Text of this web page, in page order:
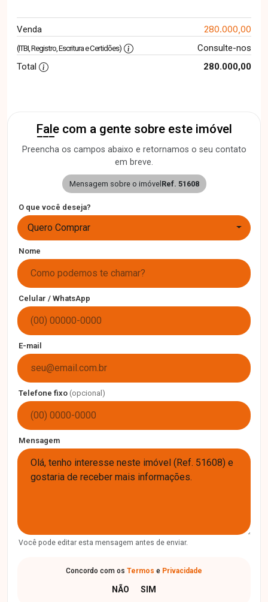
Venda 280.000,00
(ITBI, Registro, Escritura e Certidões)
Consulte-nos
Total
280.000,00
Fale com a gente sobre este imóvel
Preencha os campos abaixo e retornamos o seu contato
em breve.
Mensagem sobre o imóvelRef. 51608
O que você deseja?
Quero Comprar
Nome
Celular / WhatsApp
E-mail
Telefone fixo (opcional)
Mensagem
Você pode editar esta mensagem antes de enviar.
Concordo com os Termos e Privacidade